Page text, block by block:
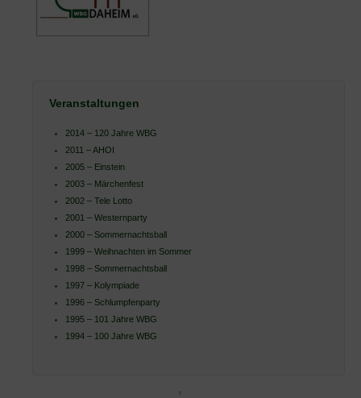
Veranstaltungen
2014 – 120 Jahre WBG
2011 – AHOI
2005 – Einstein
2003 – Märchenfest
2002 – Tele Lotto
2001 – Westernparty
2000 – Sommernachtsball
1999 – Weihnachten im Sommer
1998 – Sommernachtsball
1997 – Kolympiade
1996 – Schlumpfenparty
1995 – 101 Jahre WBG
1994 – 100 Jahre WBG
↑